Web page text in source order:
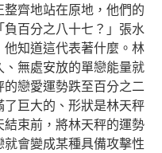
齊地站在原地，他們的
百分之八十七？」張水
知道這代表著什麼。林
無處安放的單戀能量就
戀愛運勢跌至百分之二
巨大的、形狀是林天秤
束前，將林天秤的運勢
會變成某種具備攻擊性